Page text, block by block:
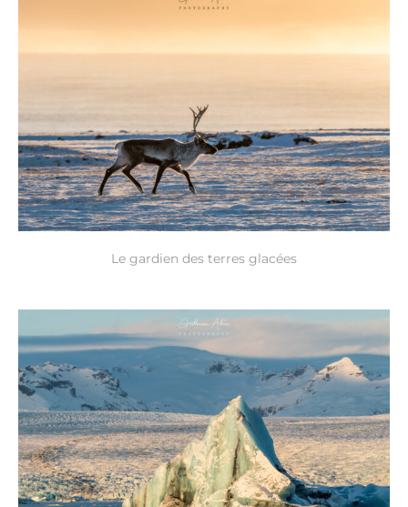
Le gardien des terres glacées